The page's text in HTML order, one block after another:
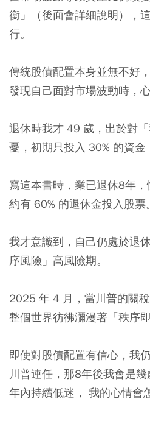
衡」（後面會詳細說明），
行。
傳統股債配置本身並無不好
發現自己面對市場波動時，
退休時我才 49 歲，出於對
憂，初期只投入 30% 的資金
寫這本書時，業已退休8年
約有 60% 的退休金投入股票。
我才意識到，自己仍處於退
序風險」高風險期。
2025 年 4 月，當川普的關
整個世界彷彿瀰漫著「秩序
即使對股債配置有信心，我
川普連任，那8年後我會是
年內持續低迷， 我的心情會